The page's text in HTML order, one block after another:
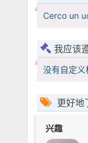
Cerco un
我应该
没有自定义
更好地
兴趣